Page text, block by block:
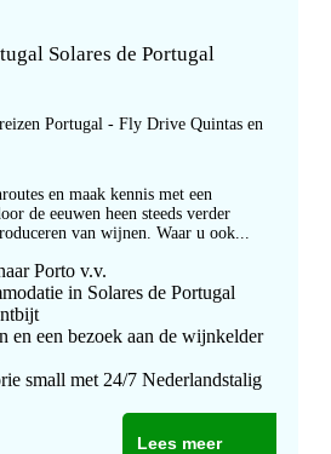
Solares de Portugal
Portugal - Fly Drive Quintas en
en maak kennis met een
de eeuwen heen steeds verder
van wijnen. Waar u ook...
Porto v.v.
in Solares de Portugal
en een bezoek aan de wijnkelder
small met 24/7 Nederlandstalig
Lees meer